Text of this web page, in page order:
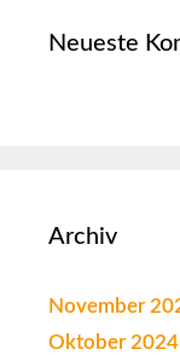
Neueste
Archiv
November
Oktober 2024